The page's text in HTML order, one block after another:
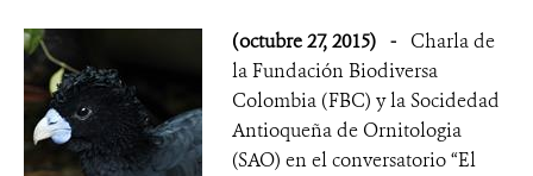
(octubre 27, 2015) - Charla de
la Fundación Biodiversa
Colombia (FBC) y la Socidedad
Antioqueña de Ornitologia
(SAO) en el conversatorio “El